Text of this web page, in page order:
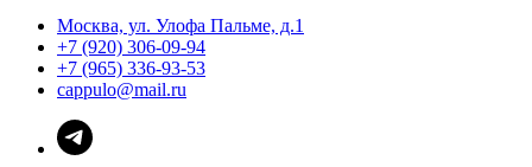
Москва, ул. Улофа Пальме, д.1
+7 (920) 306-09-94
+7 (965) 336-93-53
cappulo@mail.ru